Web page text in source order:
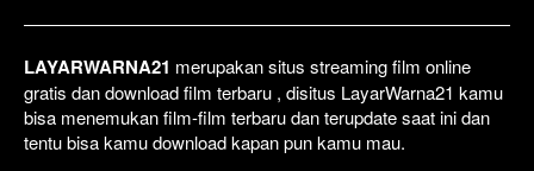
LAYARWARNA21 merupakan situs streaming film online
gratis dan download film terbaru , disitus LayarWarna21 kamu
bisa menemukan film-film terbaru dan terupdate saat ini dan
tentu bisa kamu download kapan pun kamu mau.